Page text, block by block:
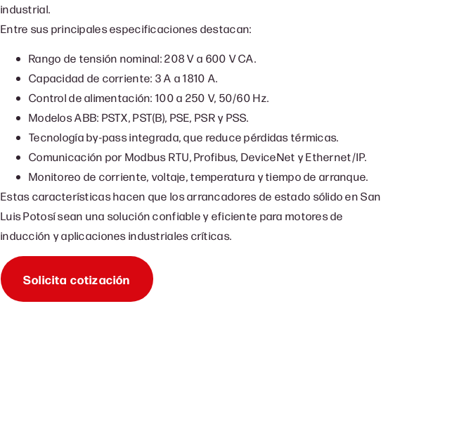
industrial.
Entre sus principales especificaciones destacan:
Rango de tensión nominal: 208 V a 600 V CA.
Capacidad de corriente: 3 A a 1810 A.
Control de alimentación: 100 a 250 V, 50/60 Hz.
Modelos ABB: PSTX, PST(B), PSE, PSR y PSS.
Tecnología by-pass integrada, que reduce pérdidas térmicas.
Comunicación por Modbus RTU, Profibus, DeviceNet y Ethernet/IP.
Monitoreo de corriente, voltaje, temperatura y tiempo de arranque.
Estas características hacen que los arrancadores de estado sólido en San
Luis Potosí sean una solución confiable y eficiente para motores de
inducción y aplicaciones industriales críticas.
Solicita cotización